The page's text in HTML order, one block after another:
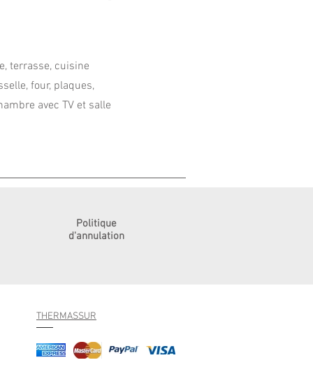
terrasse, cuisine
four, plaques,
avec TV et salle
Politique
d'annulation
THERMASSUR